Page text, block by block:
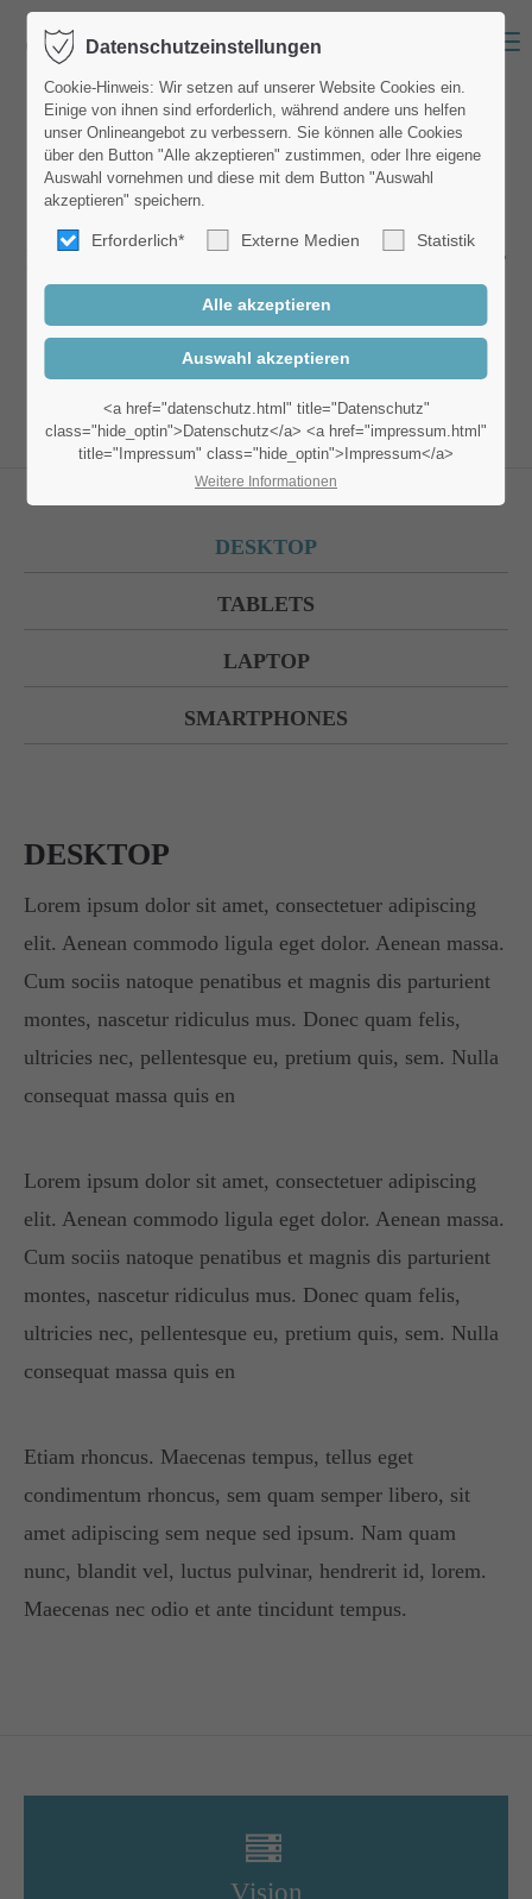
Login
Benutzername
Passwort
Register|Lost your password?
/ 365days
Get in touch
Cybersteel Inc.
376-293 City Road, Suite 600
San Francisco, CA 94102
Have any questions?
Drop us a line
info@yourdomain.com
About us
Lorem ipsum dolor sit amet, consectetuer
adipiscing elit.
massa. Cum sociis natoque penatibus et magnis
dis parturient montes, nascetur ridiculus mus.
Tabs
Lorem ipsum dolor sit amet, consectetuer
adipiscing elit. Aenean commodo ligula
eget dolor. Aenean massa.
DESKTOP
TABLETS
LAPTOP
SMARTPHONES
DESKTOP
Lorem ipsum dolor sit amet, consectetuer adipiscing
elit. Aenean commodo ligula eget dolor. Aenean massa.
Cum sociis natoque penatibus et magnis dis parturient
montes, nascetur ridiculus mus. Donec quam felis,
ultricies nec, pellentesque eu, pretium quis, sem. Nulla
consequat massa quis en
Lorem ipsum dolor sit amet, consectetuer adipiscing
elit. Aenean commodo ligula eget dolor. Aenean massa.
Cum sociis natoque penatibus et magnis dis parturient
montes, nascetur ridiculus mus. Donec quam felis,
ultricies nec, pellentesque eu, pretium quis, sem. Nulla
consequat massa quis en
Etiam rhoncus. Maecenas tempus, tellus eget
condimentum rhoncus, sem quam semper libero, sit
amet adipiscing sem neque sed ipsum. Nam quam
nunc, blandit vel, luctus pulvinar, hendrerit id, lorem.
Maecenas nec odio et ante tincidunt tempus.
Vision
Datenschutzeinstellungen
Cookie-Hinweis: Wir setzen auf unserer Website Cookies ein.
Einige von ihnen sind erforderlich, während andere uns helfen
unser Onlineangebot zu verbessern. Sie können alle Cookies
über den Button "Alle akzeptieren" zustimmen, oder Ihre eigene
Auswahl vornehmen und diese mit dem Button "Auswahl
akzeptieren" speichern.
Erforderlich* Externe Medien Statistik
<a href="datenschutz.html" title="Datenschutz"
class="hide_optin">Datenschutz</a> <a href="impressum.html"
title="Impressum" class="hide_optin">Impressum</a>
Weitere Informationen